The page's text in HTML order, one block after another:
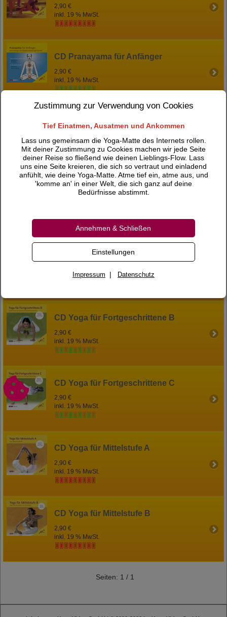
2,90 €
inkl. 19 % MwSt.
CD Pranayama für Anfänger
2,90 €
inkl. 19 % MwSt.
CD Pranayama für Fortgeschrittene
2,90 €
inkl. 19 % MwSt.
CD Sukadevs Fitness-Reihe
CD Yoga für Anfänger - sanfte Stunde
inkl. 19 % MwSt.
CD Yoga für Fortgeschrittene B
2,90 €
inkl. 19 % MwSt.
CD Yoga für Fortgeschrittene C
2,90 €
inkl. 19 % MwSt.
CD Yoga für Mittelstufe A
2,90 €
inkl. 19 % MwSt.
CD Yoga für Mittelstufe B
2,90 €
inkl. 19 % MwSt.
Seiten: 1 / 1
Zustimmung zur Verwendung von Cookies
Tief Einatmen, Ausatmen und Ankommen
Lass uns gemeinsam die Yoga-Matte des Internets rollen.
Mit deiner Zustimmung zu Cookies machen wir jede Seite
deiner Reise so fließend wie deinen Lieblings-Flow. Lass
uns eine Seite kreieren, die sich so vertraut und einladend
anfühlt, wie deine Yoga-Matte. Atme tief ein, atme aus, und
'komme an' in einer Welt, die sich ganz auf deine
Bedürfnisse abstimmt.
Annehmen & Schließen
Einstellungen
Impressum | Datenschutz